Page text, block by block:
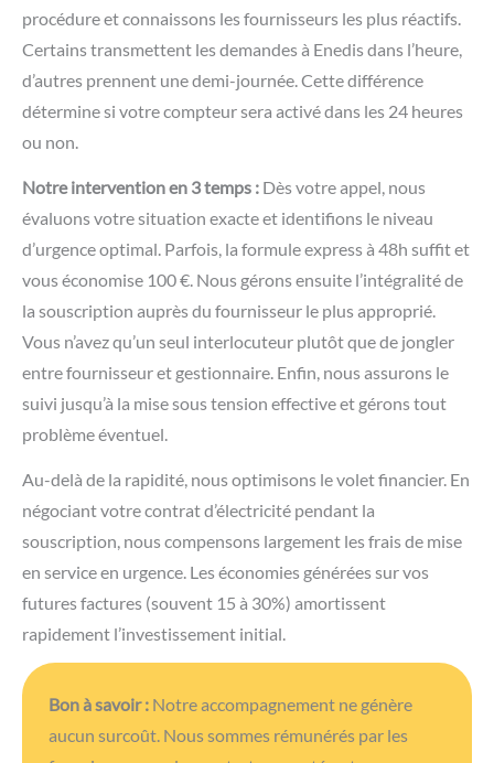
entre fournisseur et gestionnaire. Enfin, nous assurons le
suivi jusqu’à la mise sous tension effective et gérons tout
problème éventuel.
Au-delà de la rapidité, nous optimisons le volet financier. En
négociant votre contrat d’électricité pendant la
souscription, nous compensons largement les frais de mise
en service en urgence. Les économies générées sur vos
futures factures (souvent 15 à 30%) amortissent
rapidement l’investissement initial.
Bon à savoir :Notre accompagnement ne génère
aucun surcoût. Nous sommes rémunérés par les
fournisseurs sur les contrats apportés, et vous
bénéficiez de tarifs négociés généralement plus
Les 3 pièges à éviter absolument pour une
mise en service de compteur dans
l’urgence :
fréquent provient de l’inaccessibilité lors de
l’intervention. Le technicien se présente mais ne